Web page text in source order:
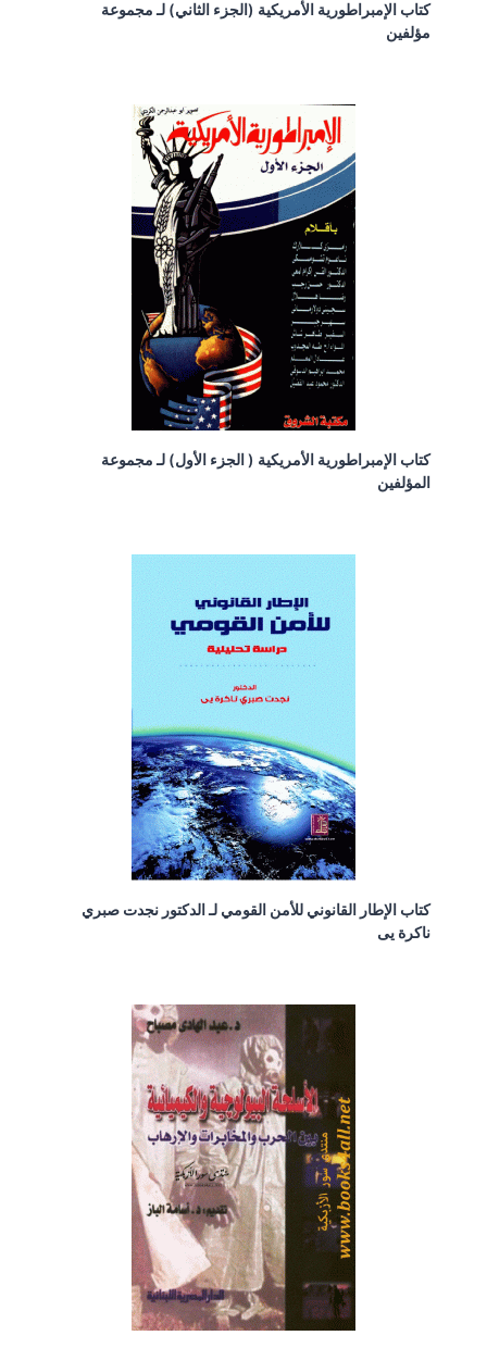
كتاب الإمبراطورية الأمريكية (الجزء الثاني) لـ مجموعة
مؤلفين
كتاب الإمبراطورية الأمريكية ( الجزء الأول) لـ مجموعة
المؤلفين
كتاب الإطار القانوني للأمن القومي لـ الدكتور نجدت صبري
ناكرة يى